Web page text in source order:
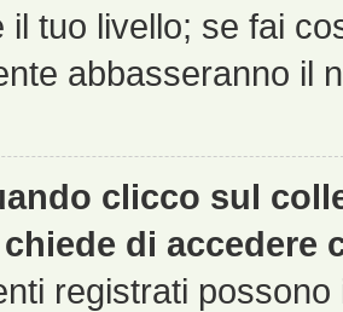
il tuo livello; se fai
abbasseranno il
clicco sul
di accedere
registrati